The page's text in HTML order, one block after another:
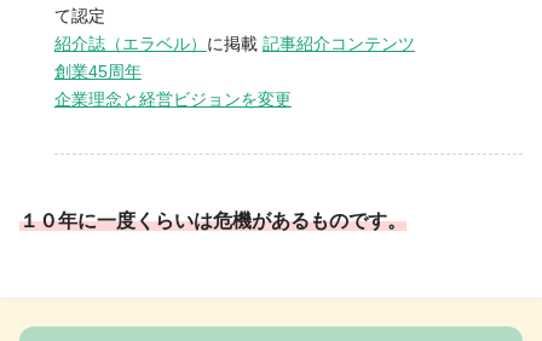
て認定
紹介誌（エラベル） に掲載 記事紹介コンテンツ
創業45周年
企業理念と経営ビジョンを変更
１０年に一度くらいは危機があるものです。